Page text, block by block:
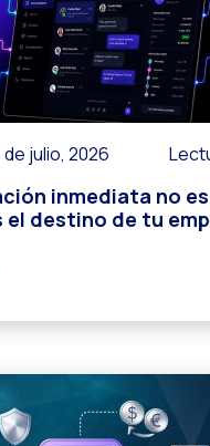
julio, 2026
inmediata no es
el destino de tu